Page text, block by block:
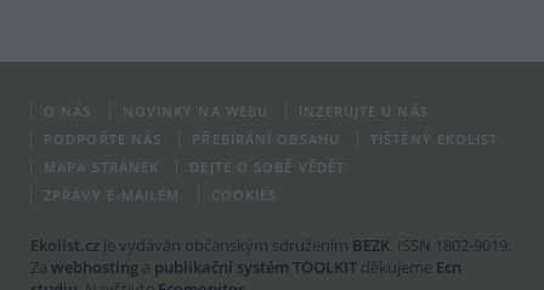
O NÁS NOVINKY NA WEBU
INZERUJTE U NÁS
PODPOŘTE NÁS
PŘEBÍRÁNÍ OBSAHU
TIŠTĚNÝ EKOLIST
MAPA STRÁNEK
DEJTE O SOBĚ VĚDĚT
ZPRÁVY E-MAILEM
COOKIES
Ekolist.cz je vydáván občanským sdružením BEZK . ISSN 1802-9019.
Za webhosting a publikační systém TOOLKIT děkujeme Ecn